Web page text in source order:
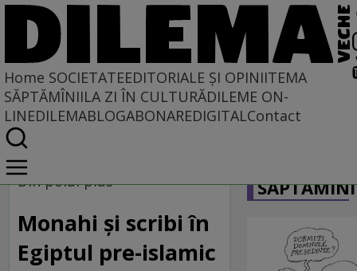
Home SOCIETATEEDITORIALE ȘI OPINIITEMA
SĂPTĂMÎNIILA ZI ÎN CULTURĂDILEME ON-
LINEDILEMABLOGABONAREDIGITALContact
Home
Societate
DIN POLUL PLUS
Din polul plus
Monahi și scribi în
Egiptul pre-islamic